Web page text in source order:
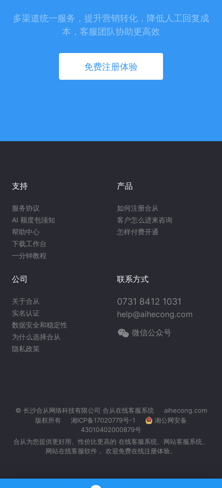
多渠道统一服务，提升营销转化，降低人工回复成
本，客服团队协助更高效
免费注册体验
支持
服务协议
AI 额度包须知
帮助中心
下载工作台
一分钟教程
产品
如何注册合从
客户怎么进来咨询
怎样付费开通
公司
关于合从
实名认证
数据安全和稳定性
为什么选择合从
隐私政策
联系方式
0731 8412 1031
help@aihecong.com
微信公众号
© 长沙合从网络科技有限公司 合从在线客服系统
aihecong.com
版权所有
湘ICP备17020779号-1
湘公网安备
43010402000879号
合从为您提供更好用、性价比更高的 在线客服系统、 网站客服系统
网站在线客服软件， 欢迎免费在线注册体验。